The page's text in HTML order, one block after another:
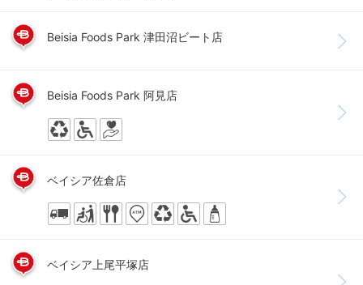
Beisia Foods Park 津田沼ビート店
Beisia Foods Park 阿見店
ベイシア佐倉店
ベイシア上尾平塚店